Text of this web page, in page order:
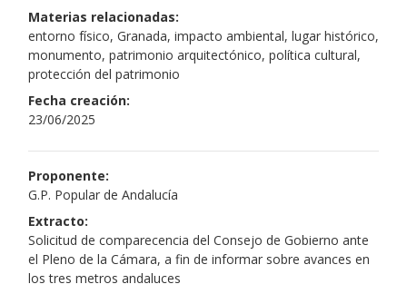
Materias relacionadas:
entorno físico, Granada, impacto ambiental, lugar histórico,
monumento, patrimonio arquitectónico, política cultural,
protección del patrimonio
Fecha creación:
23/06/2025
Proponente:
G.P. Popular de Andalucía
Extracto:
Solicitud de comparecencia del Consejo de Gobierno ante
el Pleno de la Cámara, a fin de informar sobre avances en
los tres metros andaluces